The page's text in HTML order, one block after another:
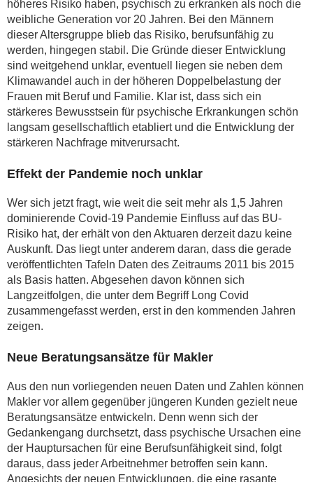
höheres Risiko haben, psychisch zu erkranken als noch die
weibliche Generation vor 20 Jahren. Bei den Männern
dieser Altersgruppe blieb das Risiko, berufsunfähig zu
werden, hingegen stabil. Die Gründe dieser Entwicklung
sind weitgehend unklar, eventuell liegen sie neben dem
Klimawandel auch in der höheren Doppelbelastung der
Frauen mit Beruf und Familie. Klar ist, dass sich ein
stärkeres Bewusstsein für psychische Erkrankungen schön
langsam gesellschaftlich etabliert und die Entwicklung der
stärkeren Nachfrage mitverursacht.
Effekt der Pandemie noch unklar
Wer sich jetzt fragt, wie weit die seit mehr als 1,5 Jahren
dominierende Covid-19 Pandemie Einfluss auf das BU-
Risiko hat, der erhält von den Aktuaren derzeit dazu keine
Auskunft. Das liegt unter anderem daran, dass die gerade
veröffentlichten Tafeln Daten des Zeitraums 2011 bis 2015
als Basis hatten. Abgesehen davon können sich
Langzeitfolgen, die unter dem Begriff Long Covid
zusammengefasst werden, erst in den kommenden Jahren
zeigen.
Neue Beratungsansätze für Makler
Aus den nun vorliegenden neuen Daten und Zahlen können
Makler vor allem gegenüber jüngeren Kunden gezielt neue
Beratungsansätze entwickeln. Denn wenn sich der
Gedankengang durchsetzt, dass psychische Ursachen eine
der Hauptursachen für eine Berufsunfähigkeit sind, folgt
daraus, dass jeder Arbeitnehmer betroffen sein kann.
Angesichts der neuen Entwicklungen, die eine rasante